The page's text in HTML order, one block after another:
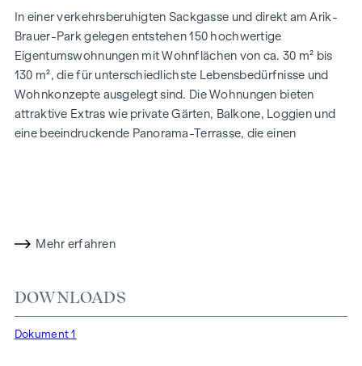
In einer verkehrsberuhigten Sackgasse und direkt am Arik-
Brauer-Park gelegen entstehen 150 hochwertige
Eigentumswohnungen mit Wohnflächen von ca. 30 m² bis
130 m², die für unterschiedlichste Lebensbedürfnisse und
Wohnkonzepte ausgelegt sind. Die Wohnungen bieten
attraktive Extras wie private Gärten, Balkone, Loggien und
eine beeindruckende Panorama-Terrasse, die einen
garantieren eine nachhaltige und effiziente
Mehr Infos unter:WOHNEN AM PARK, 1160 Wien,
Herbststraße – Winegg
Mehr erfahren
DOWNLOADS
Dokument 1